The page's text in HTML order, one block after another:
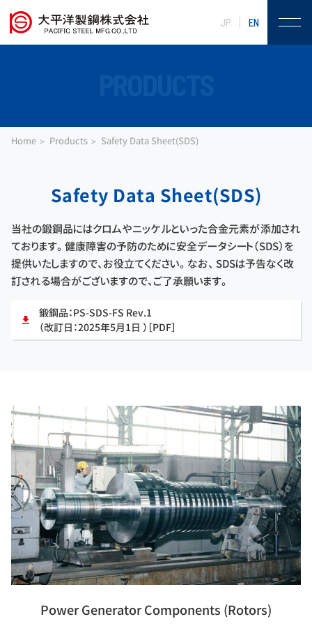
JP EN
Home Products Safety Data Sheet(SDS)
Safety Data Sheet(SDS)
当社の鍛鋼品にはクロムやニッケルといった合金元素が添加され
ております。 健康障害の予防のために安全データシート（SDS）を
提供いたしますので、お役立てください。 なお、 SDSは予告なく改
訂される場合がございますので、ご了承願います。
鍛鋼品：PS-SDS-FS Rev.1
（改訂日：2025年5月1日 ）［PDF］
Power Generator Components (Rotors)